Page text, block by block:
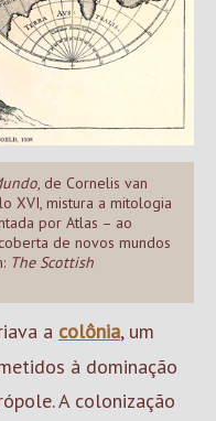
, de Cornelis van
XVI, mistura a mitologia
por Atlas – ao
de novos mundos
The Scottish
a colônia, um
à dominação
A colonização